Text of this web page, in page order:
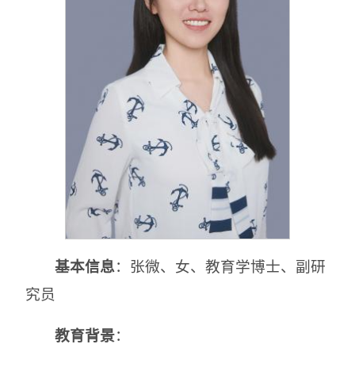
基本信息：张微、女、教育学博士、副研
究员
教育背景：